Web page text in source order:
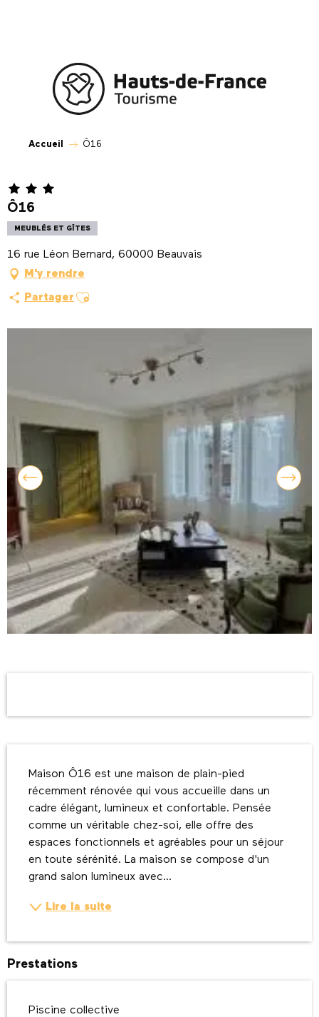
Accueil Ô16
Ô16
MEUBLÉS ET GÎTES
16 rue Léon Bernard, 60000 Beauvais
M'y rendre
Partager Ajouter aux favoris
Maison Ô16 est une maison de plain-pied
récemment rénovée qui vous accueille dans un
cadre élégant, lumineux et confortable. Pensée
comme un véritable chez-soi, elle offre des
espaces fonctionnels et agréables pour un séjour
en toute sérénité. La maison se compose d'un
grand salon lumineux avec...
Lire la suite
Prestations
Piscine collective